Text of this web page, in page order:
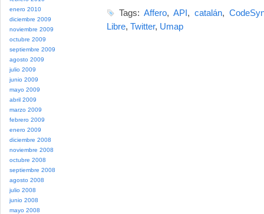
enero 2010
diciembre 2009
noviembre 2009
octubre 2009
septiembre 2009
agosto 2009
julio 2009
junio 2009
mayo 2009
abril 2009
marzo 2009
febrero 2009
enero 2009
diciembre 2008
noviembre 2008
octubre 2008
septiembre 2008
agosto 2008
julio 2008
junio 2008
mayo 2008
Tags:Affero,API, catalán,
Libre, Twitter, Umap